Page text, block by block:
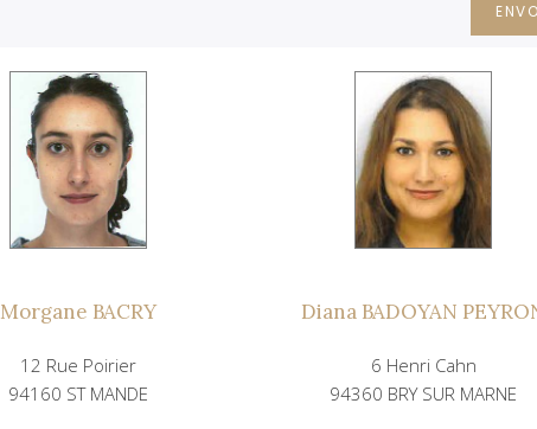
Morgane BACRY
12 Rue Poirier
94160 ST MANDE
Diana BADOYAN
6 Henri Cahn
94360 BRY SUR MARNE